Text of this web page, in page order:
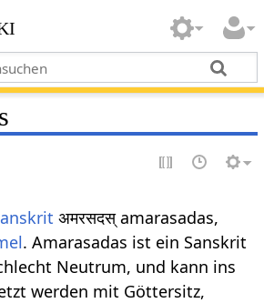
अमरसदस् amarasadas,
. Amarasadas ist ein Sanskrit
Neutrum, und kann ins
werden mit Göttersitz,